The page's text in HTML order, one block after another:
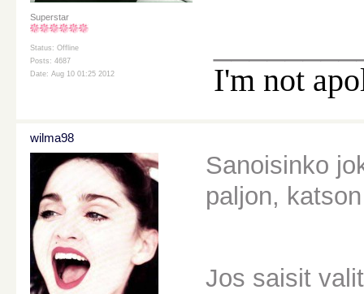
Superstar
Status: Offline
Posts: 4687
Date: Aug 10 01:25 2012
I'm not
wilma98
Sanoisinko
paljon,
Jos saisit